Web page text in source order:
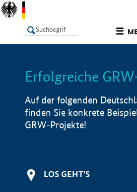
LISTE
Erfolgreiche
Auf der folgenden
finden Sie konkrete
GRW-Projekte!
LOS GEHT'S